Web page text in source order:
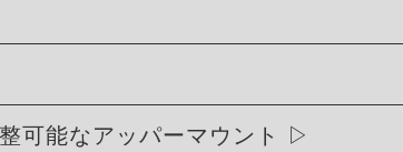
可能なアッパーマウント